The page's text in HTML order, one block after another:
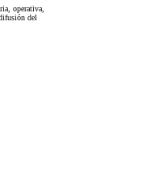
operativa,
del